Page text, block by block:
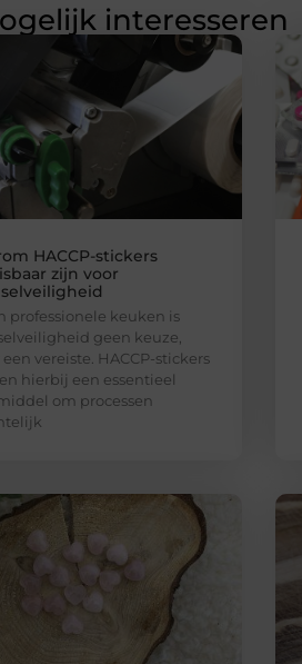
interesseren
HACCP-stickers
zijn voor
professionele keuken is
geen keuze,
vereiste. HACCP-stickers
hierbij een essentieel
om processen